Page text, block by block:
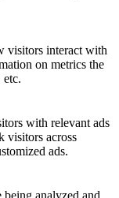
visitors interact with
on metrics the
etc.
with relevant ads
visitors across
ads.